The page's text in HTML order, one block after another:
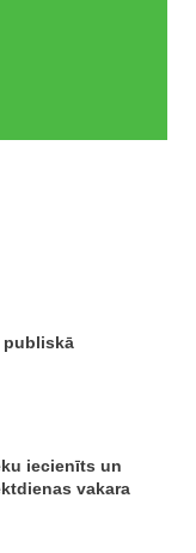
publiskā
iecienīts un
vakara